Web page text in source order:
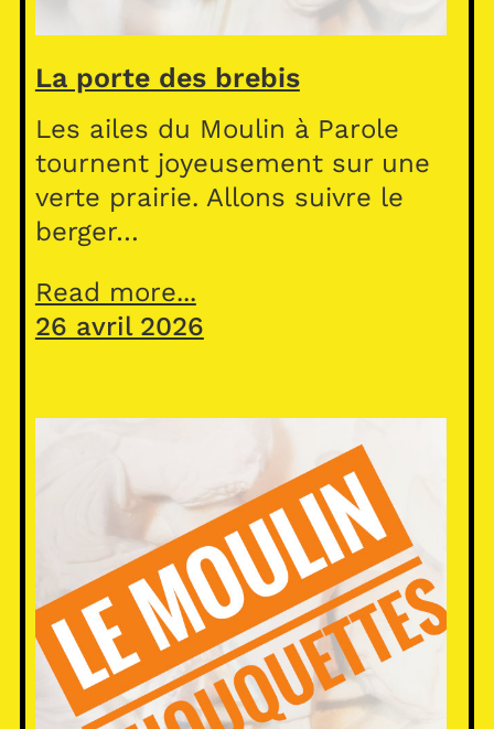
La porte des brebis
Les ailes du Moulin à Parole
tournent joyeusement sur une
verte prairie. Allons suivre le
berger…
Read more...
26 avril 2026